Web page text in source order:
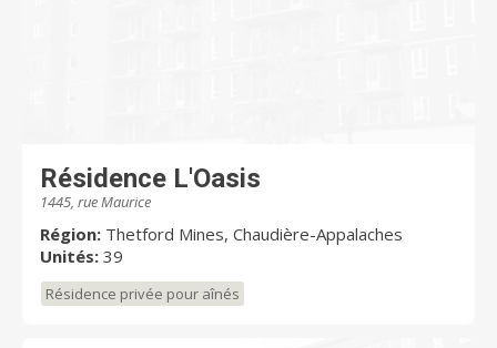
Résidence L'Oasis
1445, rue Maurice
Région: Thetford Mines, Chaudière-Appalaches
Unités: 39
Résidence privée pour aînés